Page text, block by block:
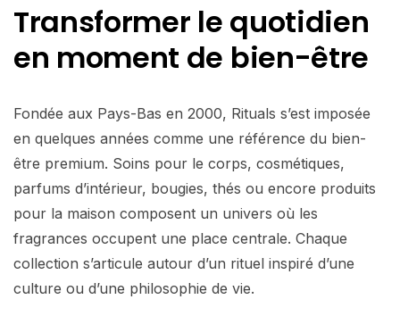
Transformer le quotidien
en moment de bien-être
Fondée aux Pays-Bas en 2000, Rituals s’est imposée
en quelques années comme une référence du bien-
être premium. Soins pour le corps, cosmétiques,
parfums d’intérieur, bougies, thés ou encore produits
pour la maison composent un univers où les
fragrances occupent une place centrale. Chaque
collection s’articule autour d’un rituel inspiré d’une
culture ou d’une philosophie de vie.